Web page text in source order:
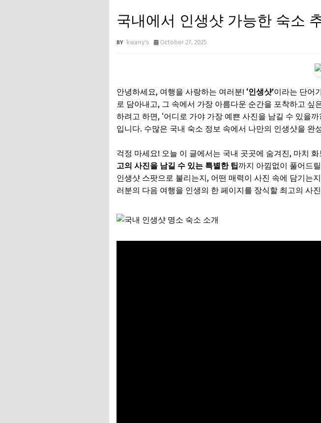
국내에서 인생샷 가능한 숙소
kwany's October 27, 2025
안녕하세요, 여행을 사랑하는 여러분! ‘인생샷’이라는 단어
로 담아내고, 그 속에서 가장 아름다운 순간을 포착하고
하려고 하면, ‘어디로 가야 가장 예쁜 사진을 남길 수 있을
입니다. 수많은 국내 숙소 정보 속에서 나만의 인생샷을 완
걱정 마세요! 오늘 이 글에서는 국내 곳곳에 숨겨진, 마치
고의 사진을 남길 수 있는 특별한 팁까지 아낌없이 풀어드
인생샷 스팟으로 불리는지, 어떤 매력이 사진 속에 담기는
러분의 다음 여행을 인생의 한 페이지를 장식할 최고의 사